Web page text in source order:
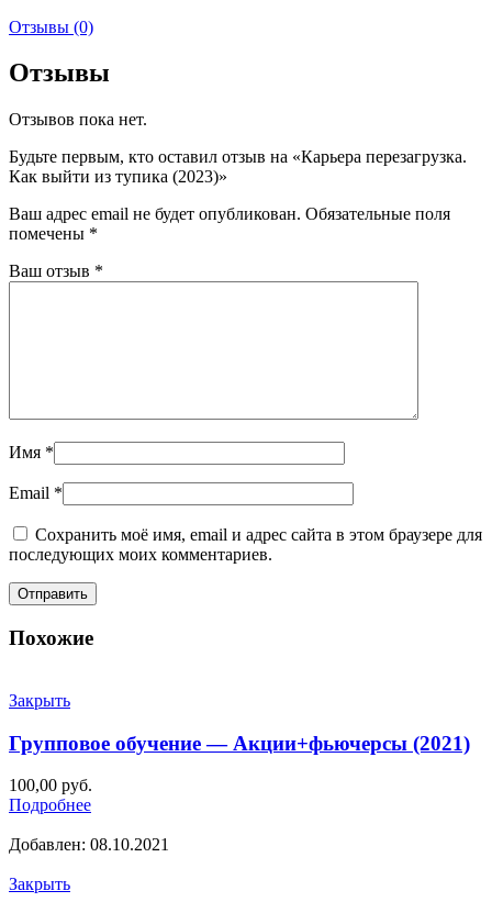
Отзывы (0)
Отзывы
Отзывов пока нет.
Будьте первым, кто оставил отзыв на «Карьера перезагрузка.
Как выйти из тупика (2023)»
Ваш адрес email не будет опубликован. Обязательные поля
помечены *
Ваш отзыв *
Имя *
Email *
Сохранить моё имя, email и адрес сайта в этом браузере для
последующих моих комментариев.
Похожие
Закрыть
Групповое обучение — Акции+фьючерсы (2021)
100,00 руб.
Подробнее
Добавлен: 08.10.2021
Закрыть